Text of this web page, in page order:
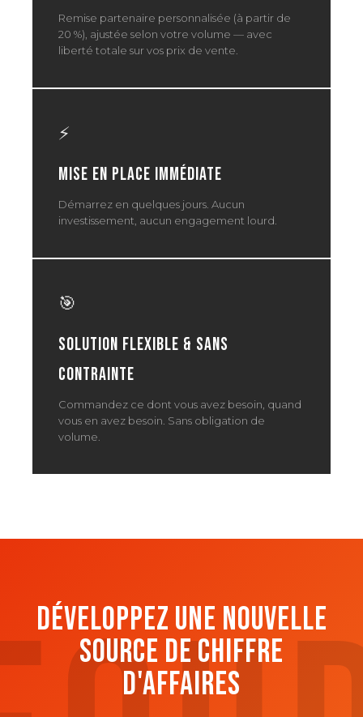
Remise partenaire personnalisée (à partir de
20 %), ajustée selon votre volume — avec
liberté totale sur vos prix de vente.
⚡
Mise en place immédiate
Démarrez en quelques jours. Aucun
investissement, aucun engagement lourd.
🎯
Solution flexible & sans
contrainte
Commandez ce dont vous avez besoin, quand
vous en avez besoin. Sans obligation de
volume.
DÉVELOPPEZ UNE NOUVELLE
SOURCE DE CHIFFRE
D'AFFAIRES